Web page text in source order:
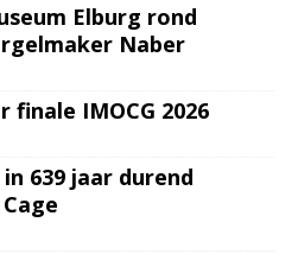
Elburg rond
Naber
IMOCG 2026
639 jaar durend